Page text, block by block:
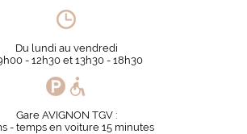
Du lundi au vendredi
- 12h30 et 13h30 - 18h30
Gare AVIGNON TGV :
- temps en voiture 15 minutes